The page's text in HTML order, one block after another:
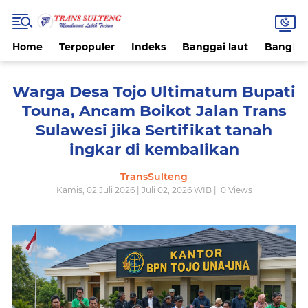
Home Terpopuler Indeks Banggai laut
Warga Desa Tojo Ultimatum Bupati
Touna, Ancam Boikot Jalan Trans
Sulawesi jika Sertifikat tanah
ingkar di kembalikan
TransSulteng
Kamis, 02 Juli 2026 | Juli 02, 2026 WIB | 0Views